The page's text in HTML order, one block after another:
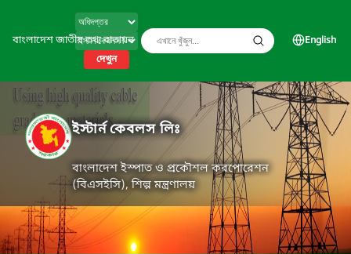
বাংলাদেশ জাতীয় তথ্য বাতায়ন
দেখুন
English
ইস্টার্ন কেবলস লিঃ
বাংলাদেশ ইস্পাত ও প্রকৌশল করপোরেশন
(বিএসইসি), শিল্প মন্ত্রণালয়